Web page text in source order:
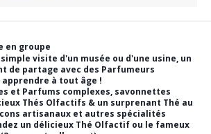
en groupe
visite d'un musée ou d'une usine, un
de partage avec des Parfumeurs
apprendre à tout âge !
et Parfums complexes, savonnettes
Thés Olfactifs & un surprenant Thé au
artisanaux et autres spécialités
un délicieux Thé Olfactif ou le fameux